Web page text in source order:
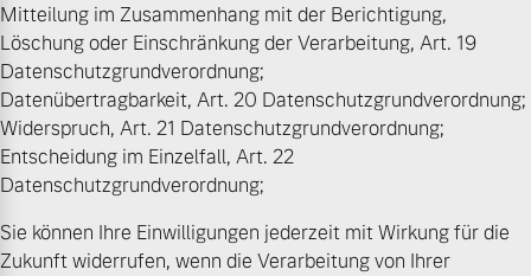
Mitteilung im Zusammenhang mit der Berichtigung,
Löschung oder Einschränkung der Verarbeitung, Art. 19
Datenschutzgrundverordnung;
Datenübertragbarkeit, Art. 20 Datenschutzgrundverordnung;
Widerspruch, Art. 21 Datenschutzgrundverordnung;
Entscheidung im Einzelfall, Art. 22
Datenschutzgrundverordnung;
Sie können Ihre Einwilligungen jederzeit mit Wirkung für die
Zukunft widerrufen, wenn die Verarbeitung von Ihrer